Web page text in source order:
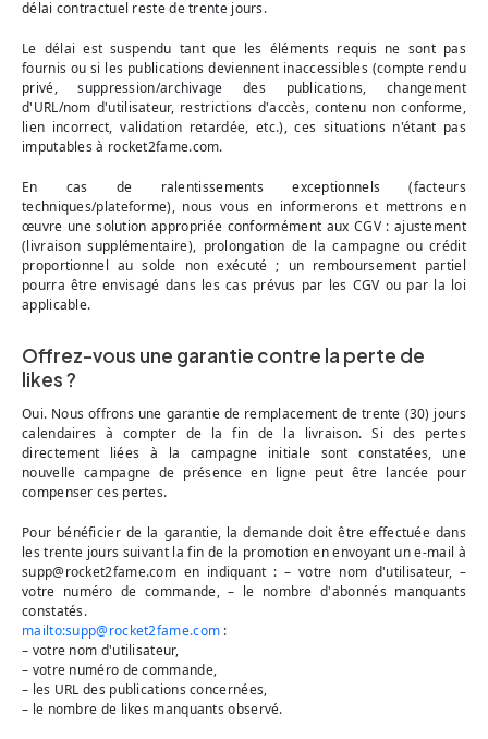
délai contractuel reste de trente jours.
Le délai est suspendu tant que les éléments requis ne sont pas
fournis ou si les publications deviennent inaccessibles (compte rendu
privé, suppression/archivage des publications, changement
d'URL/nom d'utilisateur, restrictions d'accès, contenu non conforme,
lien incorrect, validation retardée, etc.), ces situations n'étant pas
imputables à rocket2fame.com.
En cas de ralentissements exceptionnels (facteurs
techniques/plateforme), nous vous en informerons et mettrons en
œuvre une solution appropriée conformément aux CGV : ajustement
(livraison supplémentaire), prolongation de la campagne ou crédit
proportionnel au solde non exécuté ; un remboursement partiel
pourra être envisagé dans les cas prévus par les CGV ou par la loi
applicable.
Offrez-vous une garantie contre la perte de
likes ?
Oui. Nous offrons une garantie de remplacement de trente (30) jours
calendaires à compter de la fin de la livraison. Si des pertes
directement liées à la campagne initiale sont constatées, une
nouvelle campagne de présence en ligne peut être lancée pour
compenser ces pertes.
Pour bénéficier de la garantie, la demande doit être effectuée dans
les trente jours suivant la fin de la promotion en envoyant un e-mail à
supp@rocket2fame.com en indiquant : – votre nom d'utilisateur, –
votre numéro de commande, – le nombre d'abonnés manquants
constatés.
mailto:supp@rocket2fame.com :
– votre nom d'utilisateur,
– votre numéro de commande,
– les URL des publications concernées,
– le nombre de likes manquants observé.